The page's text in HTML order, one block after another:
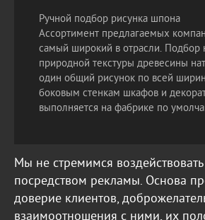
Ручной подбор рисунка шпона
Ассортимент предлагаемых
самый широкий в отрасли. Подбор
природной текстуры древесины
один общий рисунок по всей
боковым стенкам шкафов и
выполняется на фабрике по
Мы не стремимся
посредством рекламы. Основа
доверие клиентов,